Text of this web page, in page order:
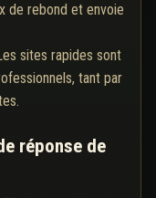
de rebond et envoie
sites rapides sont
tant par
réponse de